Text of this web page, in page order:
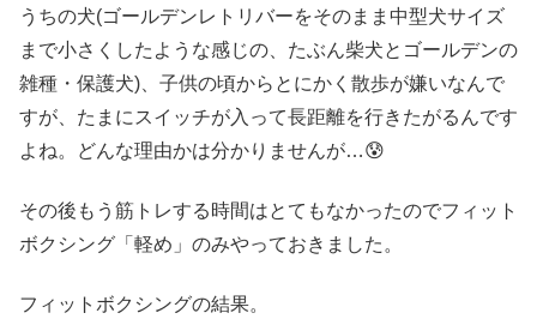
うちの犬(ゴールデンレトリバーをそのまま中型犬サイズ
まで小さくしたような感じの、たぶん柴犬とゴールデンの
雑種・保護犬) 、子供の頃からとにかく散歩が嫌いなんで
すが、たまにスイッチが入って長距離を行きたがるんです
よね。どんな理由かは分かりませんが…😰
その後もう筋トレする時間はとてもなかったのでフィット
ボクシング「軽め」のみやっておきました。
フィットボクシングの結果。